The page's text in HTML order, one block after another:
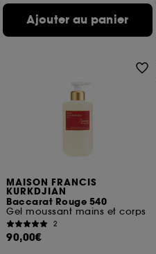
Ajouter au panier
MAISON FRANCIS
KURKDJIAN
Baccarat Rouge 540
Gel moussant mains et corps
2
90,00€